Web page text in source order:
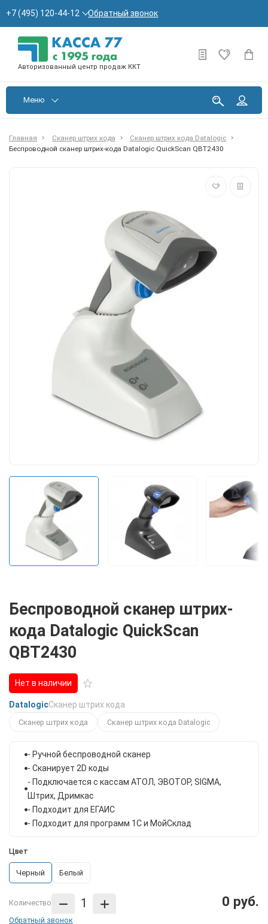
+7 (495) 120-44-12 Обратный звонок
Авторизованный центр продаж ККТ
Меню
Главная Сканер штрих кода
Сканер штрих кода Datalogic
Беспроводной сканер штрих-кода Datalogic QuickScan QBT2430
Беспроводной сканер штрих-
кода Datalogic QuickScan
QBT2430
Нет в наличии
DatalogicСканер штрих кода
Сканер штрих кода Сканер штрих кода Datalogic
- Ручной беспроводной сканер
- Сканирует 2D коды
- Подключается с кассам АТОЛ, ЭВОТОР, SIGMА,
Штрих, Дримкас
- Подходит для ЕГАИС
- Подходит для программ 1С и МойСклад
Цвет
Черный Белый
Количество 0 руб.
Обратный звонок